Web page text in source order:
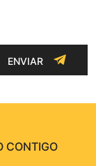
ENVIAR
CONTIGO